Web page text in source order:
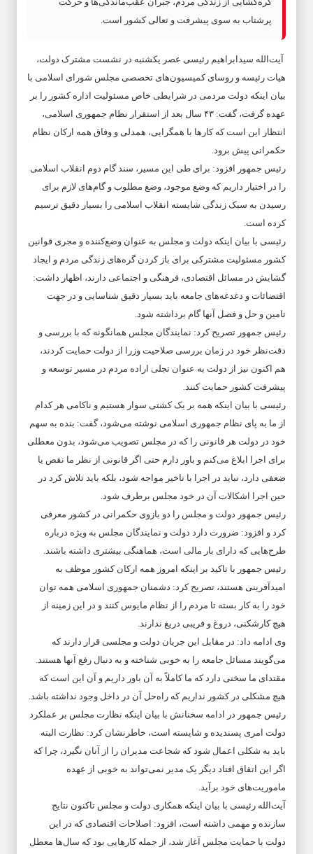
پرشتاب به سوی پیشرفت و تعالی کشور است.
آیت‌الله سیدابراهیم رئیسی عصر یکشنبه در نشست مشترک دولت،
هیات رئیسه و روسای کمیسیون‌های تخصصی مجلس شورای اسلامی با
بیان اینکه دولت مردمی در شرایطی خاص مسئولیت اداره کشور را بر
عهده گرفت، گفت: ۴۳ سال بعد از استقرار نظام جمهوری اسلامی،
انتظار این است که کارها با همگرایی، همدلی و وفاق همه ارکان نظام
حکمرانی پیش برود.
رئیس جمهور افزود: برای طی این مسیر، سند گام دوم انقلاب اسلامی
را در اختیار داریم که وضع موجود، وضع مطلوب و گام‌های لازم برای
رسیدن به سبک زندگی شایسته انقلاب اسلامی را بسیار دقیق ترسیم
کرده است.
رئیسی با بیان اینکه دولت و مجلس به عنوان وضع‌کننده و مجری قوانین
کشور مسئولیت مشترکی برای باز کردن گره‌های زندگی مردم و ایجاد
گشایش در مسائل اقتصادی، فرهنگی و اجتماعی دارند، اظهار داشت:
اقتضائات و دغدغه‌های جامعه باید بسیار دقیق شناسایی و در جهت
تامین و حل و فصل آنها گام برداشته شود.
رئیس جمهور تصریح کرد: نمایندگان مجلس همانگونه که با بررسی و
دقت‌نظر خود در زمان بررسی صلاحیت وزرا از دولت حمایت کردند،
هم اکنون نیز از دولت به عنوان تجلی اراده مردم در مسیر توسعه و
پیشرفت کشور حمایت کنند.
رئیسی با بیان اینکه همه بر یک کشتی سوار هستیم و ناکامی هر کدام
از ما به پای نظام جمهوری اسلامی نوشته می‌شود، گفت: بنده به سهم
خود در دولت هر قانونی را که در مجلس تصویب می‌شود، بدون معطلی
برای اجرا ابلاغ می‌کنم و باور دارم حتی اگر قانونی از نظر ما نقص یا
ضعفی دارد، نباید در اجرا با تاخیر مواجه شود، بلکه باید تلاش کرد در
حین اجرا اشکالات آن در خود مجلس برطرف شود.
رئیس جمهور دولت و مجلس را دو بازوی حکمرانی در کشور معرفی
کرد و افزود: ضرورت دارد دولت و نمایندگان مجلس به ویژه درباره
طرح‌هایی که دارای بار مالی است، هماهنگی بیشتری داشته باشند.
رئیس جمهور با تاکید بر اینکه امروز همه ارکان کشور موظف به
امیدآفرینی هستند، تصریح کرد: دشمنان جمهوری اسلامی همه توان
خود را به کار بسته تا مردم را از نظام مایوس کنند و در این زمینه از
هیچ کارشکنی، دروغ و فریبی دریغ ندارند.
وی ادامه داد: در مقابل این جریان دولت و مجلسی قرار دارند که
می‌گویند مسائل جامعه را به خوبی شناخته و به دنبال رفع آنها هستند.
مقتدای ما سخنی دارد که ما کاملاً به آن باور داریم و آن این است که
هیچ مشکلی در کشور نداریم که راه‌حل آن در داخل وجود نداشته باشد.
رئیس جمهور در ادامه سخنانش با بیان اینکه نظارت مجلس بر عملکرد
دولت امری پسندیده و شایسته است، خاطرنشان کرد: نظارت البته
باید به شکلی اعمال شود که شجاعت مدیران را از آنان نگیرد، چرا که
اگر این اتفاق افتاد دیگر یک مدیر نمی‌تواند به خوبی از عهده
ماموریت‌های خود برآید.
آیت‌الله رئیسی با بیان اینکه همکاری دولت و مجلس تاکنون نتایج
سازنده‌ و مهمی داشته است، افزود: اصلاحات اقتصادی که در این
دولت با حمایت مجلس آغاز شد، از جمله کارهایی بود که سال‌ها معطل